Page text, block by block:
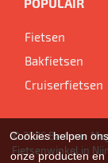
Fietsen
Bakfietsen
Cruiserfietsen
© 2026 Bart van
Fietsenwinkel in
Cookies helpen
onze producten